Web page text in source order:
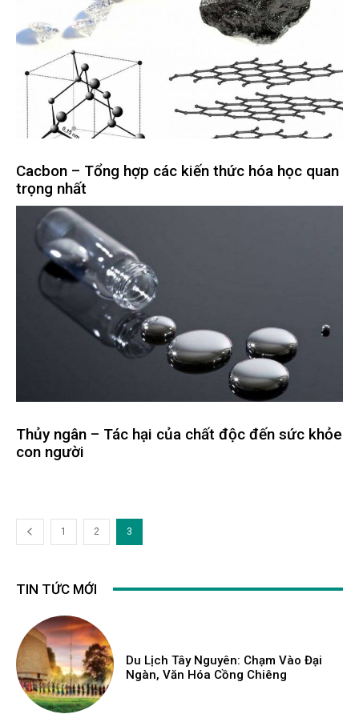
Cacbon – Tổng hợp các kiến thức hóa học quan
trọng nhất
Thủy ngân – Tác hại của chất độc đến sức khỏe
con người
1 2 3
TIN TỨC MỚI
Du Lịch Tây Nguyên: Chạm Vào Đại
Ngàn, Văn Hóa Cồng Chiêng